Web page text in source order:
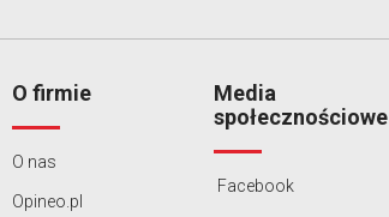
O firmie
O nas
Opineo.pl
Media
społecznościowe
Facebook